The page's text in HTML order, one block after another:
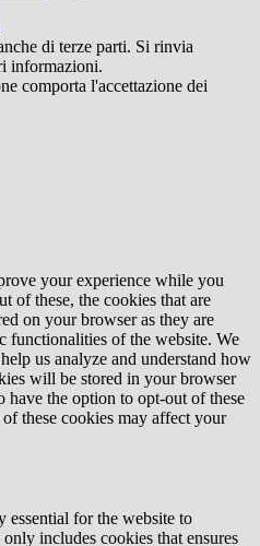
di terze parti. Si rinvia
informazioni.
comporta l'accettazione dei
your experience while you
of these, the cookies that are
on your browser as they are
functionalities of the website. We
us analyze and understand how
will be stored in your browser
the option to opt-out of these
these cookies may affect your
essential for the website to
includes cookies that ensures